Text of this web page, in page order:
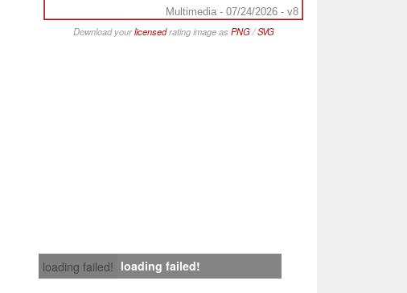
Multimedia - 07/24/2026 - v8
Download yourlicensedrating image as PNG/SVG
loading failed! loading failed!